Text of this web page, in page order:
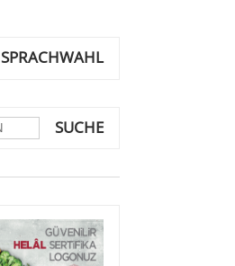
SPRACHWAHL
SUCHE